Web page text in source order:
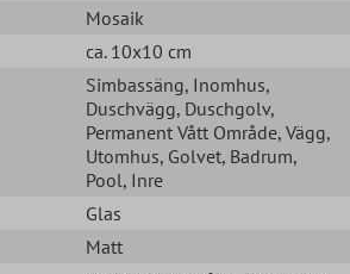
Mosaik
ca. 10x10 cm
Simbassäng, Inomhus,
Duschvägg, Duschgolv,
Permanent Vått Område, Vägg,
Utomhus, Golvet, Badrum,
Pool, Inre
Glas
Matt